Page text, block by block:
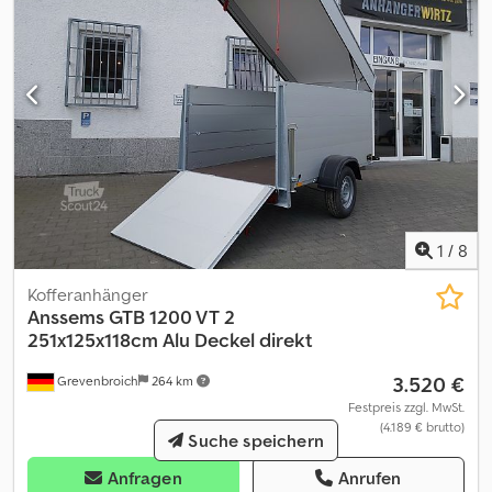
1 / 8
Grevenbroich 264 km
Kofferanhänger
AnssemsGTB 1200 VT 2
251x125x118cm Alu Deckel direkt
3.520 €
Festpreis zzgl. MwSt.
(4.189 € brutto)
Anfragen Anrufen
Suche speichern